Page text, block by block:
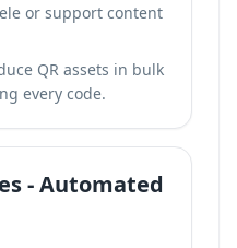
or support content
QR assets in bulk
every code.
- Automated